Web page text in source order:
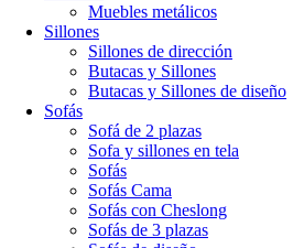
Muebles metálicos
Sillones
Sillones de dirección
Butacas y Sillones
Butacas y Sillones de diseño
Sofás
Sofá de 2 plazas
Sofa y sillones en tela
Sofás
Sofás Cama
Sofás con Cheslong
Sofás de 3 plazas